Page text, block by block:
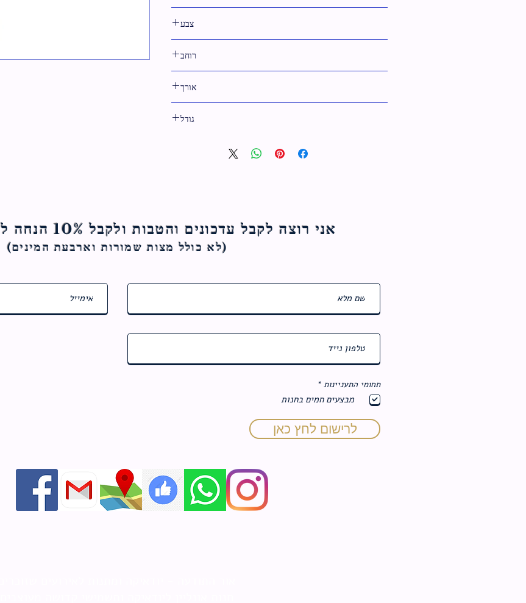
צבע
רוחב
אורך
גודל
אני רוצה לקבל עדכונים והטבות ולקבל 10% הנחה להזמנה הראשונה
(לא כולל מצות שמורות וארבעת המינים)
תחומי התעניינות *
ב
מבצעים חמים בחנות
לרישום לחץ כאן